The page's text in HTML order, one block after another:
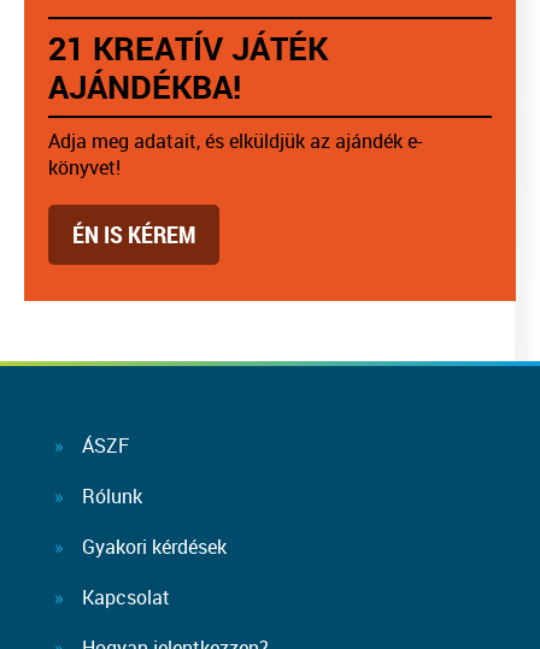
21 KREATÍV JÁTÉK
AJÁNDÉKBA!
Adja meg adatait, és elküldjük az ajándék e-
könyvet!
ÉN IS KÉREM
ÁSZF
Rólunk
Gyakori kérdések
Kapcsolat